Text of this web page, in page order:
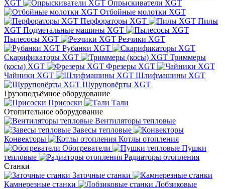
XGT
Опрыскиватели XGT
Отбойные молотки XGT
Перфораторы XGT
Пилы
XGT Подметальные машины XGT
Пылесосы XGT
Резчики XGT
Рубанки XGT
Скарификаторы XGT
Триммеры
(косы) XGT
Фрезеры XGT
Чайники XGT
Шлифмашины XGT
Шуруповёрты XGT
Грузоподъёмное оборудование
Присоски
Тали
Отопительное оборудование
Вентиляторы тепловые
Завесы тепловые
Конвекторы
Котлы отопления
Обогреватели
Пушки
тепловые
Радиаторы отопления
Станки
Заточные станки
Камнерезные станки
Лобзиковые